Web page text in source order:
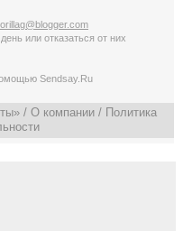
или отказаться от них
Sendsay.Ru
/ О компании / Политика